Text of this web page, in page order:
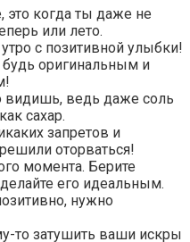
это когда ты даже не
или лето.
с позитивной улыбки!
оригинальным и
видишь, ведь даже соль
сахар.
запретов и
оторваться!
момента. Берите
его идеальным.
нужно
то затушить ваши искры